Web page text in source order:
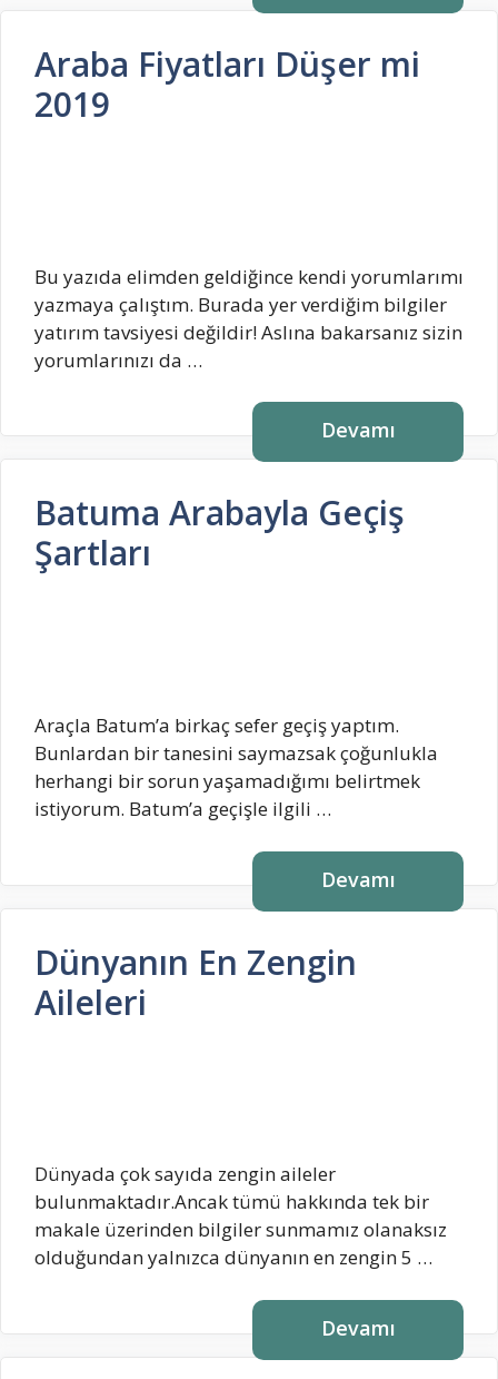
Araba Fiyatları Düşer mi
2019
Bu yazıda elimden geldiğince kendi yorumlarımı
yazmaya çalıştım. Burada yer verdiğim bilgiler
yatırım tavsiyesi değildir! Aslına bakarsanız sizin
yorumlarınızı da …
Devamı
Batuma Arabayla Geçiş
Şartları
Araçla Batum’a birkaç sefer geçiş yaptım.
Bunlardan bir tanesini saymazsak çoğunlukla
herhangi bir sorun yaşamadığımı belirtmek
istiyorum. Batum’a geçişle ilgili …
Devamı
Dünyanın En Zengin
Aileleri
Dünyada çok sayıda zengin aileler
bulunmaktadır.Ancak tümü hakkında tek bir
makale üzerinden bilgiler sunmamız olanaksız
olduğundan yalnızca dünyanın en zengin 5 …
Devamı